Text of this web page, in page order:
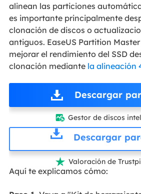
alinean las particiones
es importante principalmente
clonación de discos o
antiguos. EaseUS Partition
mejorar el rendimiento del SSD
clonación mediante la alineación
Descargar
 Gestor de discos
Descargar
 Valoración de
Aquí te explicamos cómo: